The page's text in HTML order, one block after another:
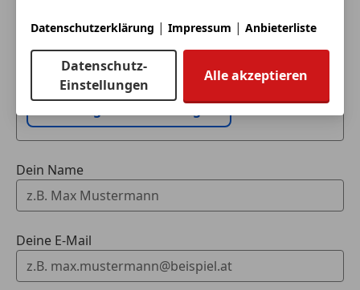
Schritt
Ich möchte mein Auto in Zahlung geben
(unverbindlich).
Dein Name
Deine E-Mail
Datenschutzerklärung | Impressum | Anbieterliste
Datenschutz-
Einstellungen
Alle akzeptieren